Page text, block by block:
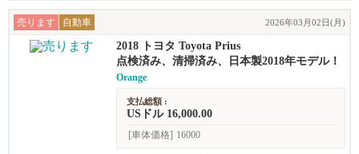
売ります 自動車 2026年03月02日(月)
2018 トヨタ Toyota Prius
点検済み、清掃済み、日本製2018年モデル！
Orange
支払総額 :
USドル 16,000.00
[車体価格] 16000